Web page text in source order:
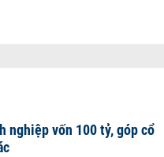
nghiệp vốn 100 tỷ, góp cổ